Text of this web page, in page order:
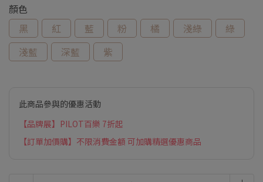
顏色
黑
紅 藍 粉 橘 淺綠
綠
淺藍
深藍 紫
此商品參與的優惠活動
【品牌展】PILOT百樂 7折起
【訂單加價購】不限消費金額 可加購精選優惠商品